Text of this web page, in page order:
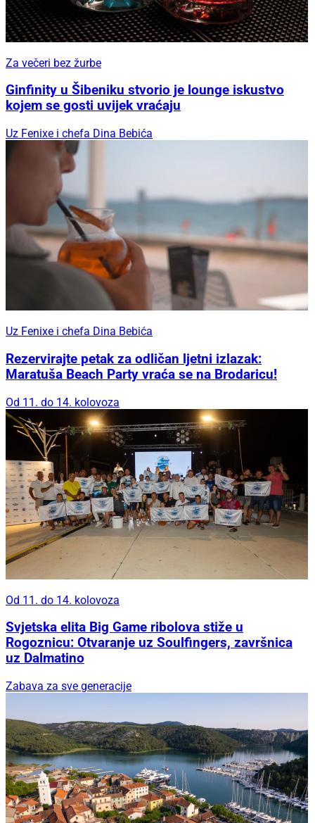
Za večeri bez žurbe
Ginfinity u Šibeniku stvorio je lounge iskustvo
kojem se gosti uvijek vraćaju
Uz Fenixe i chefa Dina Bebića
Uz Fenixe i chefa Dina Bebića
Rezervirajte petak za odličan ljetni izlazak:
Maratuša Beach Party vraća se na Brodaricu!
Od 11. do 14. kolovoza
Od 11. do 14. kolovoza
Svjetska elita Big Game ribolova stiže u
Rogoznicu: Otvaranje uz Soulfingers, završnica
uz Dalmatino
Zabava za sve generacije